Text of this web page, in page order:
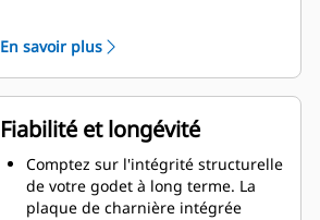
double améliore le flux des
matières dans le godet. Le
dégagement de talon accru
garantit que le fond du godet ne
frotte pas, ce qui réduit les coûts
d'entretien.
La consommation de carburant est
maximale lors de l'excavation. Les
En savoir plus
Fiabilité et longévité
Comptez sur l'intégrité structurelle
de votre godet à long terme. La
plaque de charnière intégrée